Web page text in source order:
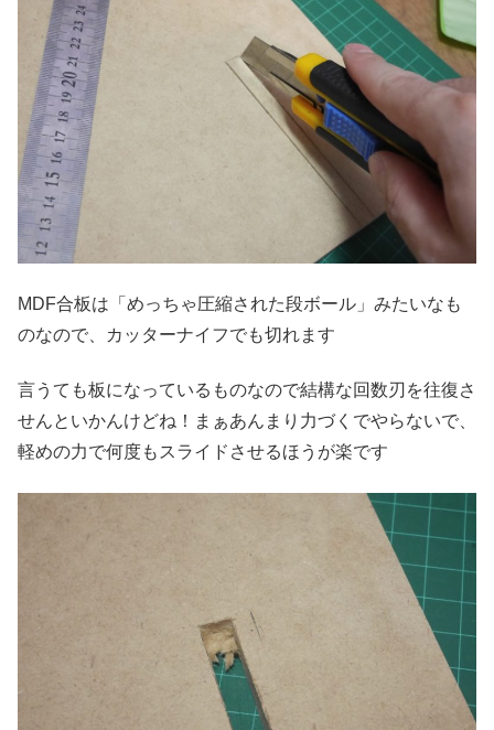
MDF合板は「めっちゃ圧縮された段ボール」みたいなも
のなので、カッターナイフでも切れます
言うても板になっているものなので結構な回数刃を往復さ
せんといかんけどね！まぁあんまり力づくでやらないで、
軽めの力で何度もスライドさせるほうが楽です